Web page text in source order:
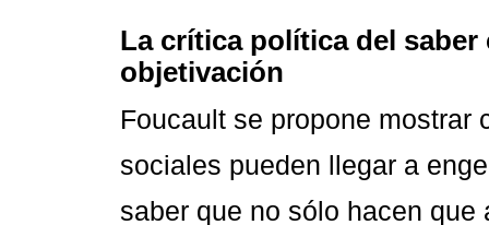
La crítica política del
objetivación
Foucault se propone mostrar
sociales pueden llegar a
saber que no sólo hacen que